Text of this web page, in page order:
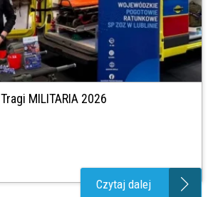
Tragi MILITARIA 2026
Czytaj dalej